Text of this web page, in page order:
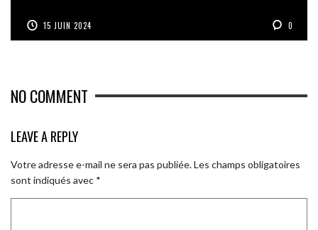
15 JUIN 2024 0
NO COMMENT
LEAVE A REPLY
Votre adresse e-mail ne sera pas publiée.Les champs obligatoires
sont indiqués avec *